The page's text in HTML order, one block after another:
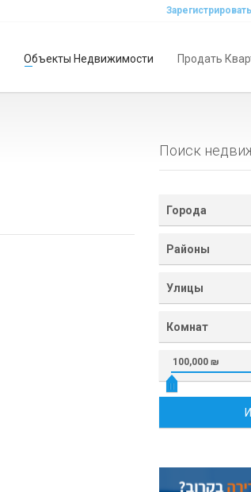
Объекты Недвижимости Продать
Поиск
Города
Районы
Улицы
Комнат
100,000 ₪